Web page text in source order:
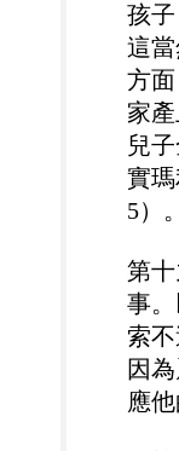
孩
這
方
家
兒
實
5）
第
事
索
因
應